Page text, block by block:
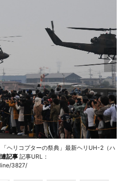
ヘリコプターの祭典」最新ヘリUH-2（ハ
記事 記事URL：
3827/